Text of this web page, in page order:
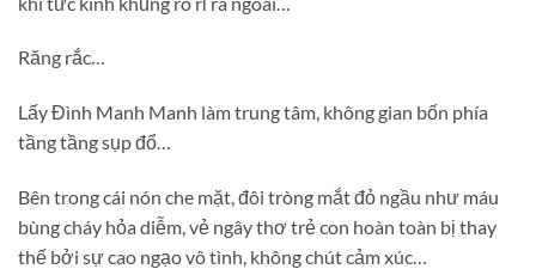
Răng rắc…
Lấy Đình Manh Manh làm trung tâm, không gian bốn phía
tầng tầng sụp đổ…
Bên trong cái nón che mặt, đôi tròng mắt đỏ ngầu như máu
bùng cháy hỏa diễm, vẻ ngây thơ trẻ con hoàn toàn bị thay
thế bởi sự cao ngạo vô tình, không chút cảm xúc…